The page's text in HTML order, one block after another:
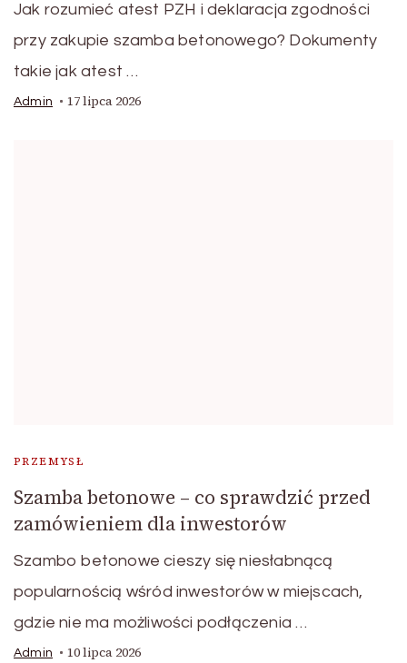
Jak rozumieć atest PZH i deklaracja zgodności
przy zakupie szamba betonowego? Dokumenty
takie jak atest …
Admin 17 lipca 2026
PRZEMYSŁ
Szamba betonowe – co sprawdzić przed
zamówieniem dla inwestorów
Szambo betonowe cieszy się niesłabnącą
popularnością wśród inwestorów w miejscach,
gdzie nie ma możliwości podłączenia …
Admin 10 lipca 2026